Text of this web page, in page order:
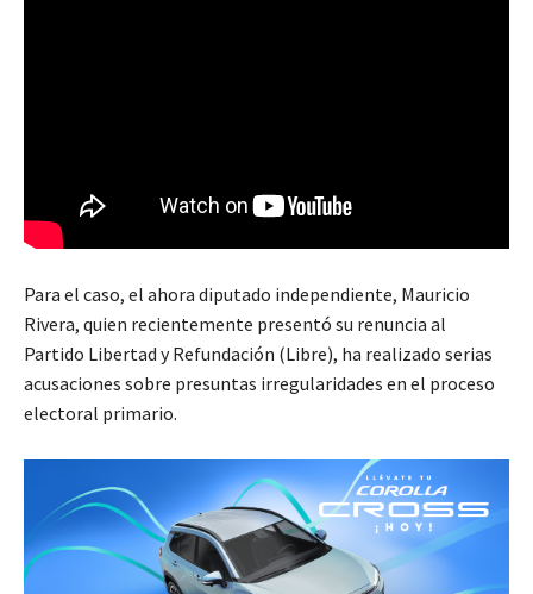
Para el caso, el ahora diputado independiente, Mauricio
Rivera, quien recientemente presentó su renuncia al
Partido Libertad y Refundación (Libre), ha realizado serias
acusaciones sobre presuntas irregularidades en el proceso
electoral primario.